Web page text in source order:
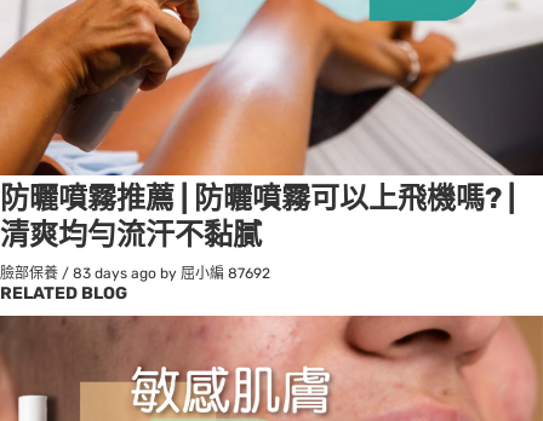
防曬噴霧推薦 | 防曬噴霧可以上飛機嗎? |
清爽均勻流汗不黏膩
臉部保養 / 83 days ago by 屈小編 87692
RELATED BLOG